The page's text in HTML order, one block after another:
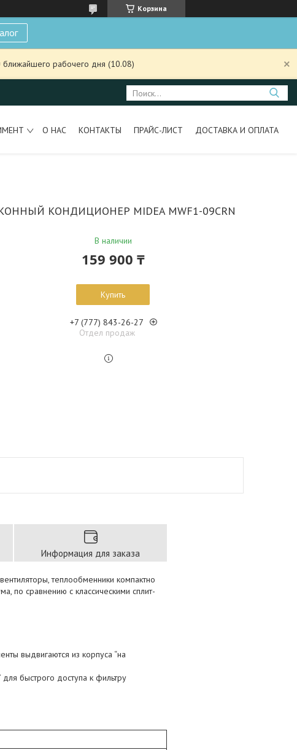
Корзина
рабочего дня (10.08)
О НАС КОНТАКТЫ ПРАЙС-ЛИСТ ДОСТАВКА И ОПЛАТА
КОНДИЦИОНЕР MIDEA MWF1-09CRN
В наличии
159 900 ₸
Купить
+7 (777) 843-26-27
Отдел продаж
Информация для заказа
теплообменники компактно
по сравнению с классическими сплит-
выдвигаются из корпуса “на
быстрого доступа к фильтру